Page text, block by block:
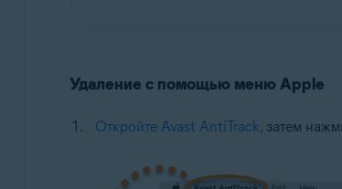
Удаление с помощью меню Apple
Откройте Avast AntiTrack, затем